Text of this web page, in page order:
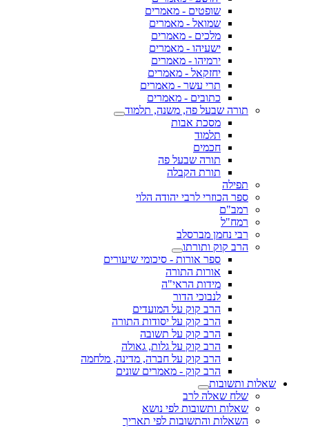
שופטים - מאמרים
שמואל - מאמרים
מלכים - מאמרים
ישעיהו - מאמרים
ירמיהו - מאמרים
יחזקאל - מאמרים
תרי עשר - מאמרים
כתובים - מאמרים
תורה שבעל פה, משנה, תלמוד
מסכת אבות
תלמוד
חכמים
תורה שבעל פה
תורת הקבלה
תפילה
ספר הכוזרי לרבי יהודה הלוי
רמב"ם
רמח"ל
רבי נחמן מברסלב
הרב קוק ותורתו
ספר אורות - סיכומי שיעורים
אורות התורה
מידות הראי"ה
לנבוכי הדור
הרב קוק על המועדים
הרב קוק על יסודות התורה
הרב קוק על תשובה
הרב קוק על גלות, גאולה
הרב קוק על חברה, מדינה, מלחמה
הרב קוק - מאמרים שונים
שאלות ותשובות
שלח שאלה לרב
שאלות ותשובות לפי נושא
השאלות והתשובות לפי תאריך